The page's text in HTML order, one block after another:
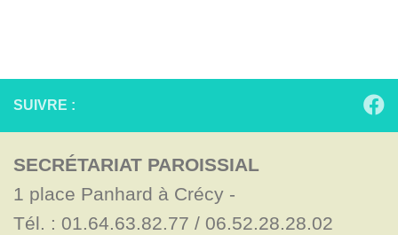
SUIVRE :
SECRÉTARIAT PAROISSIAL
1 place Panhard à Crécy -
Tél. : 01.64.63.82.77 / 06.52.28.28.02